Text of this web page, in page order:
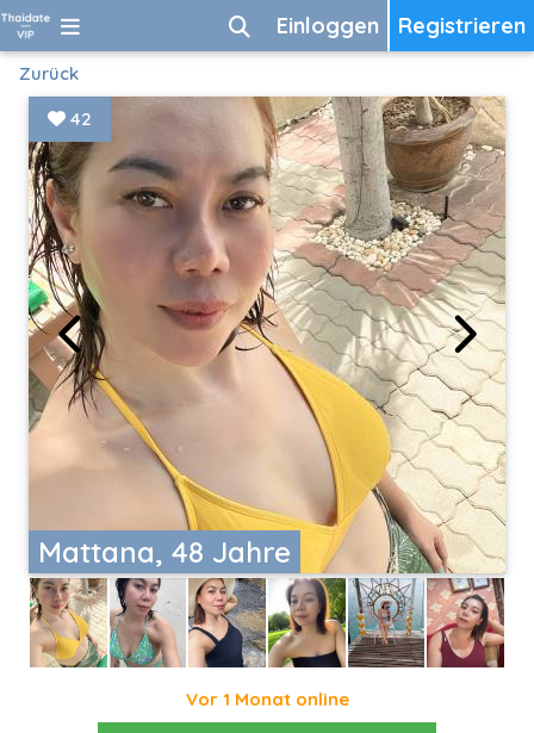
Registrieren
Einloggen
Zurück
Mattana, 48 Jahre
42
Vor 1 Monat online